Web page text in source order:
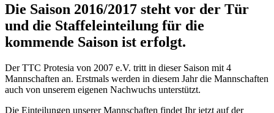
Die Saison 2016/2017 steht vor der Tür
und die Staffeleinteilung für die
kommende Saison ist erfolgt.
Der TTC Protesia von 2007 e.V. tritt in dieser Saison mit 4
Mannschaften an. Erstmals werden in diesem Jahr die Mannschaften
auch von unserem eigenen Nachwuchs unterstützt.
Die Einteilungen unserer Mannschaften findet Ihr jetzt auf der